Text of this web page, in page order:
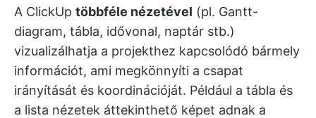
A ClickUp többféle nézetével (pl. Gantt-
diagram, tábla, idővonal, naptár stb.)
vizualizálhatja a projekthez kapcsolódó bármely
információt, ami megkönnyíti a csapat
irányítását és koordinációját. Például a tábla és
a lista nézetek áttekinthető képet adnak a